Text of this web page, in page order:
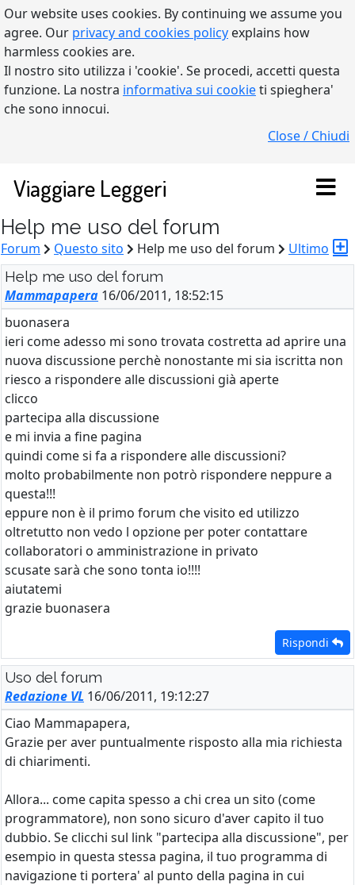
Our website uses cookies. By continuing we assume you
agree. Our privacy and cookies policy explains how
harmless cookies are.
Il nostro sito utilizza i 'cookie'. Se procedi, accetti questa
funzione. La nostra informativa sui cookieti spieghera'
che sono innocui.
Close / Chiudi
Viaggiare Leggeri
Help me uso del forum
Forum Questo sito Help me uso del forum Ultimo
Help me uso del forum
Mammapapera 16/06/2011, 18:52:15
buonasera
ieri come adesso mi sono trovata costretta ad aprire una
nuova discussione perchè nonostante mi sia iscritta non
riesco a rispondere alle discussioni già aperte
clicco
partecipa alla discussione
e mi invia a fine pagina
quindi come si fa a rispondere alle discussioni?
molto probabilmente non potrò rispondere neppure a
questa!!!
eppure non è il primo forum che visito ed utilizzo
oltretutto non vedo l opzione per poter contattare
collaboratori o amministrazione in privato
scusate sarà che sono tonta io!!!!
aiutatemi
grazie buonasera
Rispondi
Uso del forum
Redazione VL 16/06/2011, 19:12:27
Ciao Mammapapera,
Grazie per aver puntualmente risposto alla mia richiesta
di chiarimenti.
Allora... come capita spesso a chi crea un sito (come
programmatore), non sono sicuro d'aver capito il tuo
dubbio. Se clicchi sul link "partecipa alla discussione", per
esempio in questa stessa pagina, il tuo programma di
navigazione ti portera' al punto della pagina in cui